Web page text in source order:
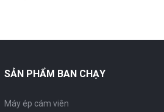
SẢN PHẨM BAN CHẠY
Máy ép cám viên